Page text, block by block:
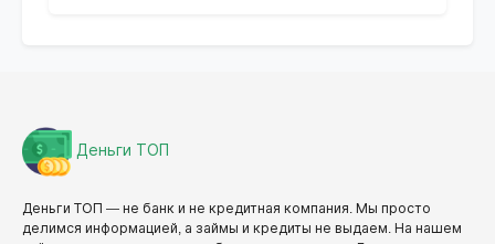
Деньги ТОП
Деньги ТОП — не банк и не кредитная компания. Мы просто
делимся информацией, а займы и кредиты не выдаем. На нашем